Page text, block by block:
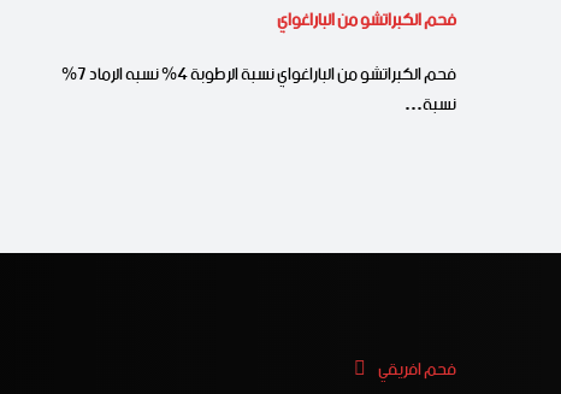
فحم الكبراتشو من الباراغواي
فحم الكبراتشو من الباراغواي نسبة الرطوبة 4% نسبه الرماد 7%
نسبة…
فحم افريقي